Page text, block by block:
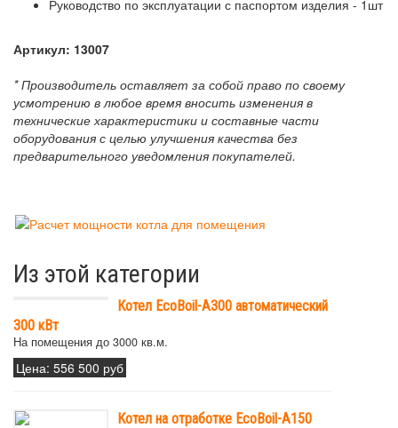
Руководство по эксплуатации с паспортом изделия - 1шт
Артикул: 13007
* Производитель оставляет за собой право по своему
усмотрению в любое время вносить изменения в
технические характеристики и составные части
оборудования с целью улучшения качества без
предварительного уведомления покупателей.
Из этой категории
Котел EcoBoil-A300 автоматический
300 кВт
На помещения до 3000 кв.м.
Цена: 556 500 руб
Котел на отработке EcoBoil-A150